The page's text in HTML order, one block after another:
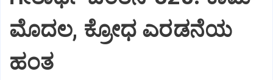
ಮೊದಲ, ಕ್ರೋಧ ಎರಡನೆಯ
ಹಂತ